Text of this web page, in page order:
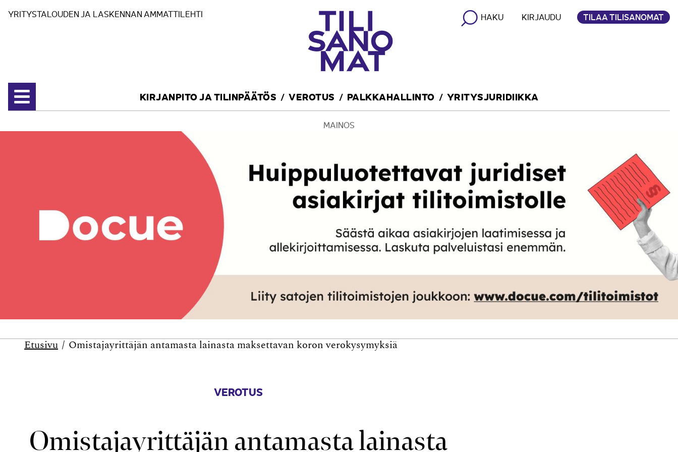
YRITYSTALOUDEN JA LASKENNAN AMMATTILEHTI HAKU KIRJAUDU TILAA TILISANOMAT
Avaa valikko
KIRJANPITO JA TILINPÄÄTÖS VEROTUS PALKKAHALLINTO YRITYSJURIDIIKKA
MAINOS
Etusivu Omistajayrittäjän antamasta lainasta maksettavan koron verokysymyksiä
VEROTUS
Omistajayrittäjän antamasta lainasta